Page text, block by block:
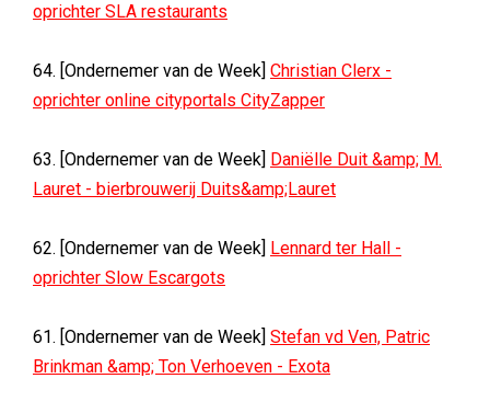
oprichter SLA restaurants
64. [Ondernemer van de Week] Christian Clerx -
oprichter online cityportals CityZapper
63. [Ondernemer van de Week] Daniëlle Duit &amp; M.
Lauret - bierbrouwerij Duits&amp;Lauret
62. [Ondernemer van de Week] Lennard ter Hall -
oprichter Slow Escargots
61. [Ondernemer van de Week] Stefan vd Ven, Patric
Brinkman &amp; Ton Verhoeven - Exota